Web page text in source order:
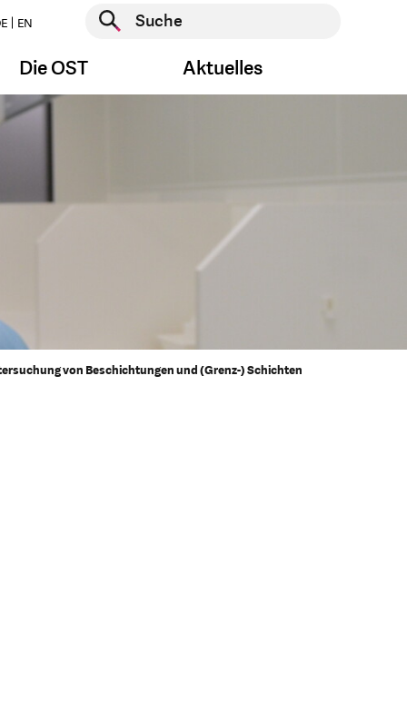
EN
Suche starten
Die OST Aktuelles
von Beschichtungen und (Grenz-) Schichten